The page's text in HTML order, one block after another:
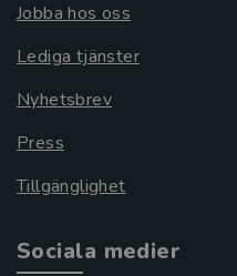
Jobba hos oss
Lediga tjänster
Nyhetsbrev
Press
Tillgänglighet
Sociala medier